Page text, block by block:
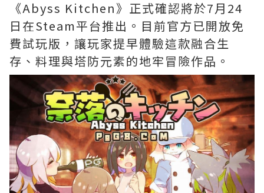
《Abyss Kitchen》正式確認將於7月24
日在Steam平台推出。目前官方已開放免
費試玩版，讓玩家提早體驗這款融合生
存、料理與塔防元素的地牢冒險作品。